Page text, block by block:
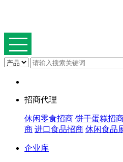
招商代理
休闲零食招商 饼干蛋糕招
商 进口食品招商 休闲食品
企业库